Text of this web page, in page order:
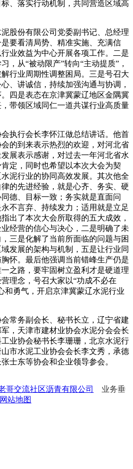
、落实行动机制，共同营造区域高
份有限公司党委副书记、总经理
要看清局势、精准实施、充满信
业效益为中心开展各项工作。二是
，从“被动限产”转向“主动提质”，
行业周期性调整困局。三是号召大
、讲诚信，持续加强沟通与协调，
四是表态在京津冀蒙辽地区金隅冀
带领区域同仁一道共谋行业高质量
行会长李怀江做总结讲话。他首
的到来表示热烈的欢迎，对河北省
展表示感谢，对过去一年河北省水
定，同时也希望以本次大会为契
泥行业的协同高效发展。其次他全
的先进经验，就是心齐、务实、硬
德、目标一致；务实就是直面问
不言弃、持续发力；适用就是立足
出了本次大会所取得的五大成效，
经营的信心与决心，二是明确了未
三是化解了当前所面临的问题与困
发展的架构与机制，五是让行业同
怀。最后他强调当前错峰生产仍是
之路，要牢固树立盈利才是硬道理
理念，号召大家以“功成不必在
和勇气，开启京津冀蒙辽水泥行业
务副会长、秘书长立，辽宁省建
，天津市建材业协会水泥分会会长
业协会秘书长李珊珊，北京水泥行
市水泥工业协会会长李文秀，承德
士东等协会和企业领导参会。
哥交流社区沥青有限公司
业务垂
网站地图